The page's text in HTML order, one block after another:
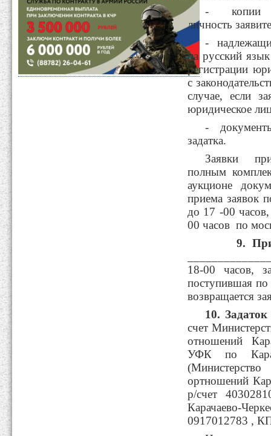
- копии
личность
-
на русский
регистрации
с
случае, если
юридическое
-
задатка.
Заявки
полным
аукционе
приема заявок
до 17 -00
00 часов по
9.
18-00 часов,
поступившая по
возвращается
10. Задаток
счет
отношений
УФК по
ортношений
р/счет
Карачаево-
0917012783 ,